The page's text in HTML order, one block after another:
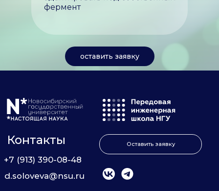
оставить заявку
фермент